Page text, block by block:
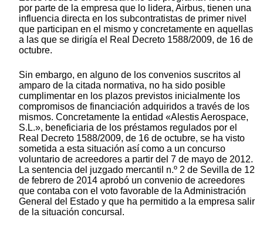
por parte de la empresa que lo lidera, Airbus, tienen una
influencia directa en los subcontratistas de primer nivel
que participan en el mismo y concretamente en aquellas
a las que se dirigía el Real Decreto 1588/2009, de 16 de
octubre.
Sin embargo, en alguno de los convenios suscritos al
amparo de la citada normativa, no ha sido posible
cumplimentar en los plazos previstos inicialmente los
compromisos de financiación adquiridos a través de los
mismos. Concretamente la entidad «Alestis Aerospace,
S.L.», beneficiaria de los préstamos regulados por el
Real Decreto 1588/2009, de 16 de octubre, se ha visto
sometida a esta situación así como a un concurso
voluntario de acreedores a partir del 7 de mayo de 2012.
La sentencia del juzgado mercantil n.º 2 de Sevilla de 12
de febrero de 2014 aprobó un convenio de acreedores
que contaba con el voto favorable de la Administración
General del Estado y que ha permitido a la empresa salir
de la situación concursal.